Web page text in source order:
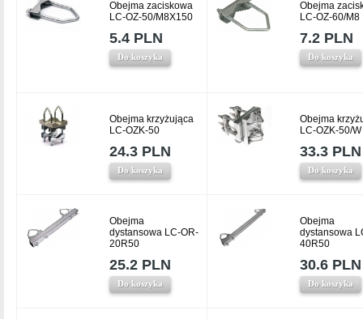
Obejma zaciskowa
LC-OZ-50/M8X150
5.4 PLN
Do koszyka
Obejma
LC-OZ-60/M8
7.2 PLN
Do koszyka
Obejma krzyżująca
LC-OZK-50
24.3 PLN
Do koszyka
Obejma
LC-OZK-50/W
33.3 PLN
Do koszyka
Obejma
dystansowa LC-OR-
20R50
25.2 PLN
Do koszyka
Obejma
dystansowa
40R50
30.6 PLN
Do koszyka